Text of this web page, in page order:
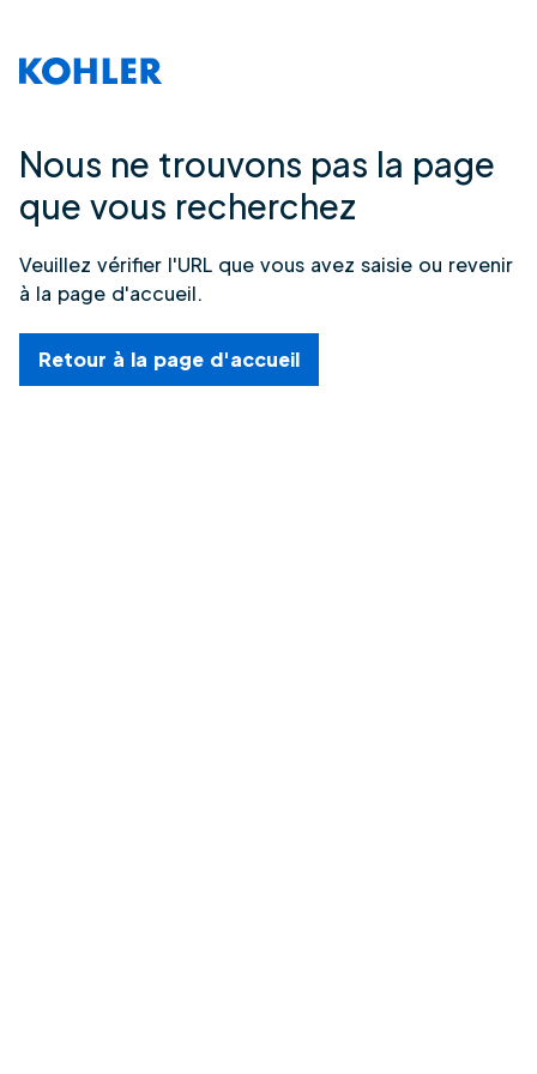
Nous ne trouvons pas la page
que vous recherchez
Veuillez vérifier l'URL que vous avez saisie ou revenir
à la page d'accueil.
Retour à la page d'accueil